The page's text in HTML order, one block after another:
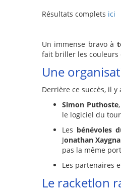
Résultats complets ici
Un immense bravo à
fait briller les couleurs
Une
Derrière ce succès, il y
Simon Puthoste
le logiciel du
Les bénévoles
Jonathan
pas la même
Les partenaires
Le racketlon